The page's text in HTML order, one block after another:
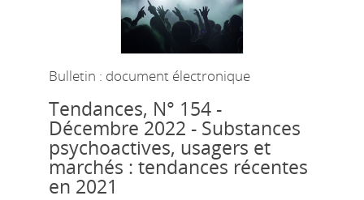
Bulletin : document électronique
Tendances, N° 154 -
Décembre 2022 - Substances
psychoactives, usagers et
marchés : tendances récentes
en 2021